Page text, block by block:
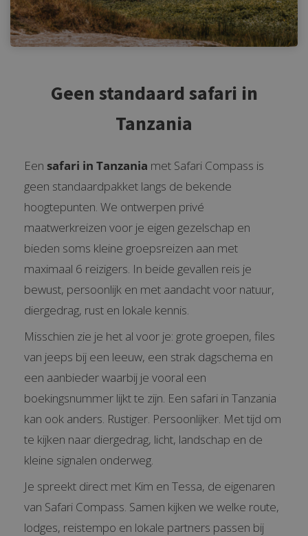
Geen standaard safari in
Tanzania
Een safari in Tanzania met Safari Compass is
geen standaardpakket langs de bekende
hoogtepunten. We ontwerpen privé
maatwerkreizen voor je eigen gezelschap en
bieden soms kleine groepsreizen aan met
maximaal 6 reizigers. In beide gevallen reis je
bewust, persoonlijk en met aandacht voor natuur,
diergedrag, rust en lokale kennis.
Misschien zie je het al voor je: grote groepen, files
van jeeps bij een leeuw, een strak dagschema en
een aanbieder waarbij je vooral een
boekingsnummer lijkt te zijn. Een safari in Tanzania
kan ook anders. Rustiger. Persoonlijker. Met tijd om
te kijken naar diergedrag, licht, landschap en de
kleine signalen onderweg.
Je spreekt direct met Kim en Tessa, de eigenaren
van Safari Compass. Samen kijken we welke route,
lodges, reistempo en lokale partners passen bij